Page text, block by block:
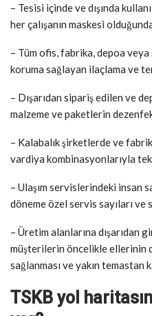
– Tesisi içinde ve dışında
her çalışanın maskesi
– Tüm ofis, fabrika, depoa
koruma sağlayan ilaçlama ve
– Dışarıdan sipariş edilen ve
malzeme ve paketlerin
– Kalabalık şirketlerde ve
vardiya kombinasyonlarıyla
– Ulaşım servislerindeki insan
döneme özel servis sayıları
– Üretim alanlarına dışarıdan
müşterilerin öncelikle ellerinin
sağlanması ve yakın temastan
TSKB yol